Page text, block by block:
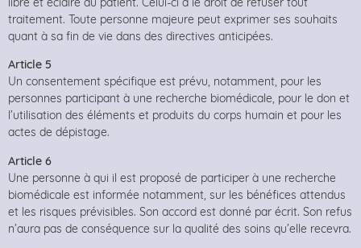
traitement. Toute personne majeure peut exprimer ses souhaits
quant à sa fin de vie dans des directives anticipées.
Article 5
Un consentement spécifique est prévu, notamment, pour les
personnes participant à une recherche biomédicale, pour le don et
l’utilisation des éléments et produits du corps humain et pour les
actes de dépistage.
Article 6
Une personne à qui il est proposé de participer à une recherche
biomédicale est informée notamment, sur les bénéfices attendus
et les risques prévisibles. Son accord est donné par écrit. Son refus
n’aura pas de conséquence sur la qualité des soins qu’elle recevra.